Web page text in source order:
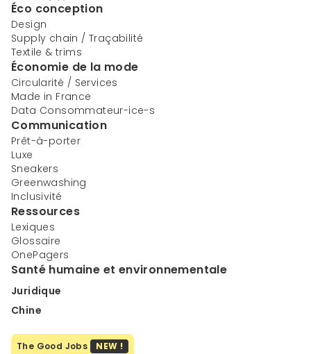
Éco conception
Design
Supply chain / Traçabilité
Textile & trims
Économie de la mode
Circularité / Services
Made in France
Data Consommateur-ice-s
Communication
Prêt-à-porter
Luxe
Sneakers
Greenwashing
Inclusivité
Ressources
Lexiques
Glossaire
OnePagers
Santé humaine et environnementale
Juridique
Chine
The Good Jobs NEW !